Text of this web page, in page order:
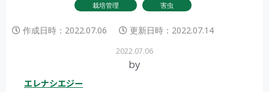
栽培管理
害虫
作成日時： 2022.07.06 更新日時： 2022.07.14
2022.07.06
by
エレナシエジー